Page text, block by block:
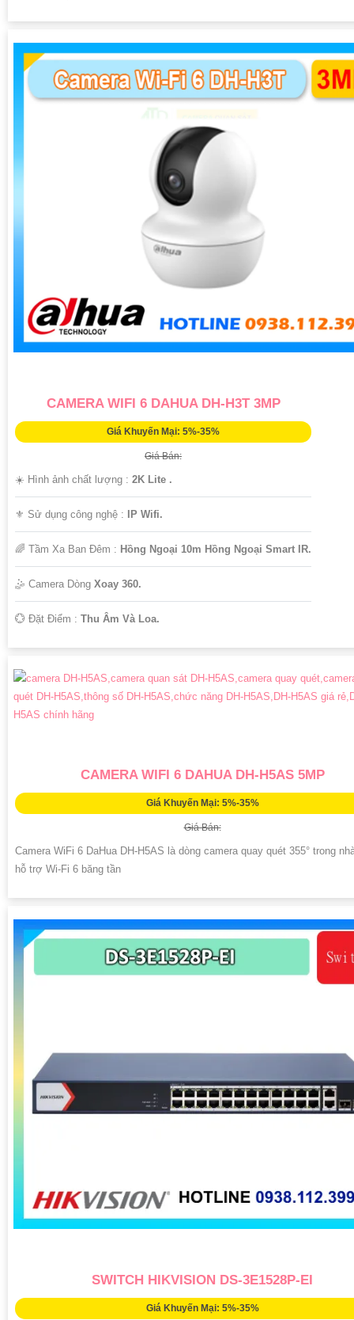
CAMERA WIFI 6 DAHUA DH-H3T 3MP
Giá Khuyến Mại: 5%-35%
Giá Bán:
☀️ Hình ảnh chất lượng : 2K Lite .
⚜️ Sử dụng công nghệ : IP Wifi.
🌈 Tầm Xa Ban Đêm : Hồng Ngoại 10m Hồng Ngoại Smart IR.
🤹 Camera Dòng Xoay 360.
️💮 Đặt Điểm : Thu Âm Và Loa.
CAMERA WIFI 6 DAHUA DH-H5AS 5MP
Giá Khuyến Mại: 5%-35%
Giá Bán:
Camera WiFi 6 DaHua DH-H5AS là dòng camera quay quét 355° trong
hỗ trợ Wi-Fi 6 băng tần
SWITCH HIKVISION DS-3E1528P-EI
Giá Khuyến Mại: 5%-35%